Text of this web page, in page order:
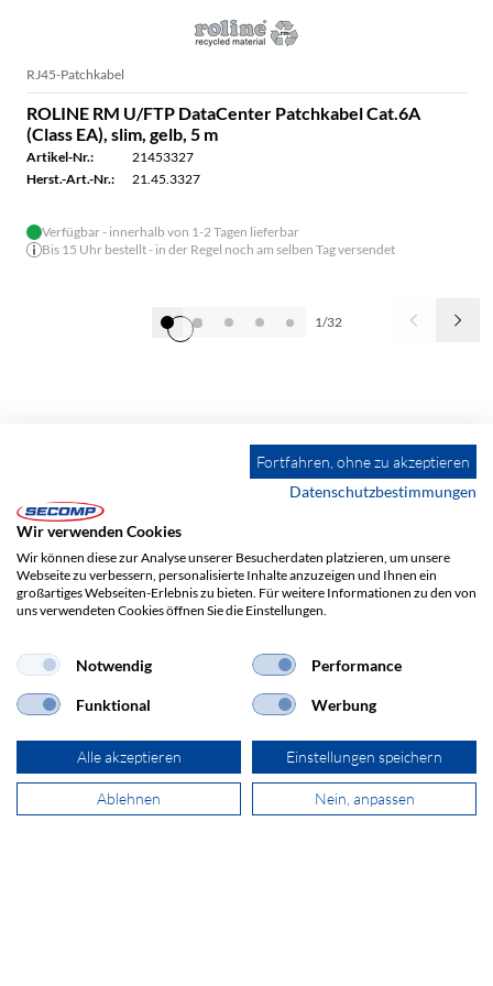
RJ45-Patchkabel
ROLINE RM U/FTP DataCenter Patchkabel Cat.6A
(Class EA), slim, gelb, 5 m
Artikel-Nr.:
21453327
Herst.-Art.-Nr.:
21.45.3327
Verfügbar - innerhalb von 1-2 Tagen lieferbar
Bis 15 Uhr bestellt - in der Regel noch am selben Tag versendet
1/32
ADRESSE
SECOMP Electronic Components GmbH
Postfach 43000
+43 800 29 37 58
sales@secomp.at
Fortfahren, ohne zu akzeptieren
Datenschutzbestimmungen
Wir verwenden Cookies
Wir können diese zur Analyse unserer Besucherdaten platzieren, um unsere
Webseite zu verbessern, personalisierte Inhalte anzuzeigen und Ihnen ein
großartiges Webseiten-Erlebnis zu bieten. Für weitere Informationen zu den von
uns verwendeten Cookies öffnen Sie die Einstellungen.
Notwendig Performance
Funktional Werbung
Alle akzeptieren Einstellungen speichern
Ablehnen Nein, anpassen